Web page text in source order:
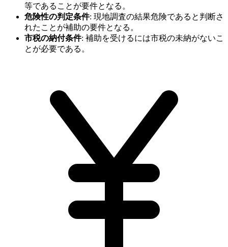
等であることが要件となる。
危険性の判定条件: 現地調査の結果危険であると判断さ
れたことが補助の要件となる。
市税の納付条件: 補助を受けるには市税の未納がないこ
とが必要である。